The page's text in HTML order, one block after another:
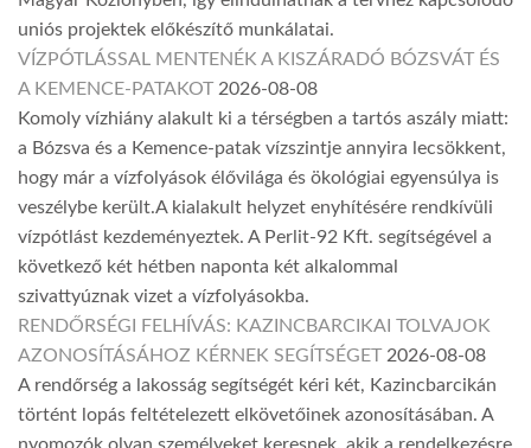
uniós projektek előkészítő munkálatai.
VÍZPÓTLÁSSAL MENTENÉK A KISZÁRADÓ BÓZSVÁT ÉS
A KEMENCE-PATAKOT 2026-08-08
Komoly vízhiány alakult ki a térségben a tartós aszály miatt:
a Bózsva és a Kemence-patak vízszintje annyira lecsökkent,
hogy már a vízfolyások élővilága és ökológiai egyensúlya is
veszélybe került.A kialakult helyzet enyhítésére rendkívüli
vízpótlást kezdeményeztek. A Perlit-92 Kft. segítségével a
következő két hétben naponta két alkalommal
szivattyúznak vizet a vízfolyásokba.
RENDŐRSÉGI FELHÍVÁS: KAZINCBARCIKAI TOLVAJOK
AZONOSÍTÁSÁHOZ KÉRNEK SEGÍTSÉGET 2026-08-08
A rendőrség a lakosság segítségét kéri két, Kazincbarcikán
történt lopás feltételezett elkövetőinek azonosításában. A